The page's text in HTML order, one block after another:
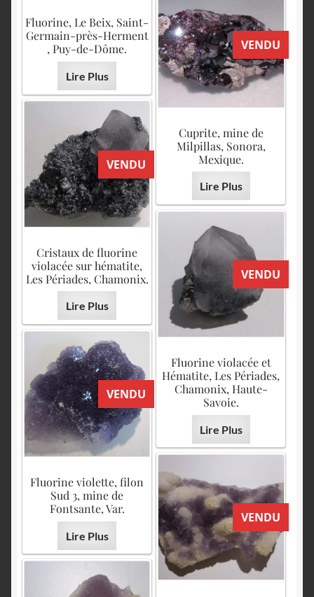
Fluorine, Le Beix, Saint-
Germain-près-Herment
, Puy-de-Dôme.
Lire Plus
VENDU
Cuprite, mine de
Milpillas, Sonora,
Mexique.
Lire Plus
VENDU
Cristaux de fluorine
violacée sur hématite,
Les Périades, Chamonix.
Lire Plus
VENDU
Fluorine violacée et
Hématite, Les Périades,
Chamonix, Haute-
Savoie.
Lire Plus
VENDU
Fluorine violette, filon
Sud 3, mine de
Fontsante, Var.
Lire Plus
VENDU